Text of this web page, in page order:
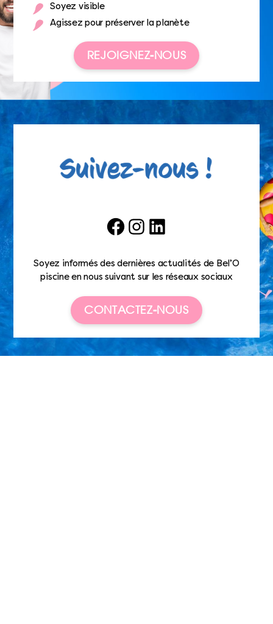
Soyez visible
Agissez pour préserver la planète
REJOIGNEZ-NOUS
FacebookInstagramLinkedIn
Soyez informés des dernières actualités de Bel’O
piscine en nous suivant sur les réseaux sociaux
CONTACTEZ-NOUS